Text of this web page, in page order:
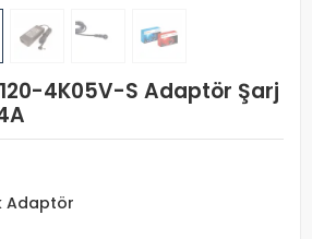
4K05V-S Adaptör Şarj
Adaptör